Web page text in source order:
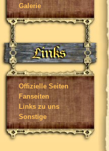
Galerie
Offizielle Seiten
Fanseiten
Links zu uns
Sonstige